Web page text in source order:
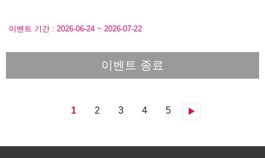
이벤트 기간 : 2026-06-24 ~ 2026-07-22
이벤트 종료
1 2 3 4 5
다